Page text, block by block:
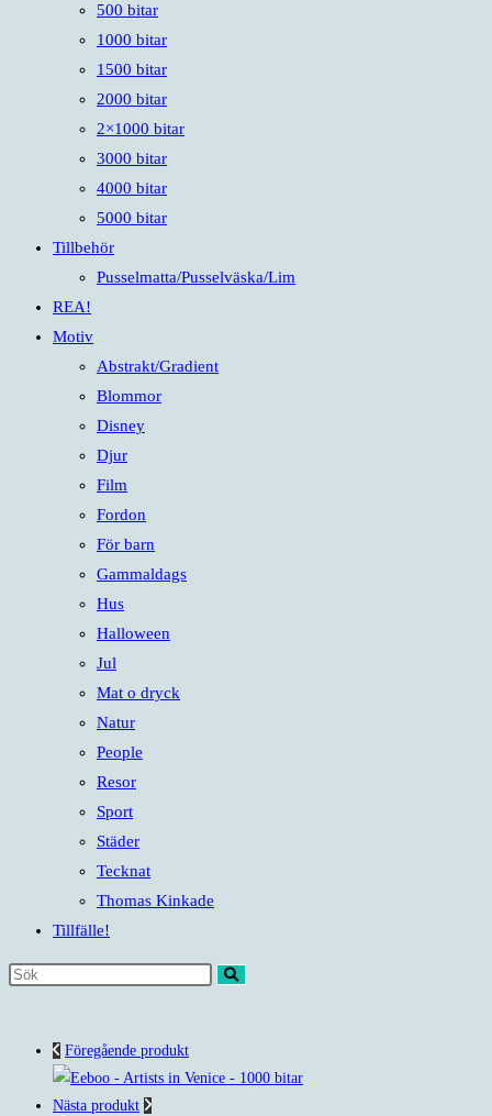
500 bitar
1000 bitar
1500 bitar
2000 bitar
2×1000 bitar
3000 bitar
4000 bitar
5000 bitar
Tillbehör
Pusselmatta/Pusselväska/Lim
REA!
Motiv
Abstrakt/Gradient
Blommor
Disney
Djur
Film
Fordon
För barn
Gammaldags
Hus
Halloween
Jul
Mat o dryck
Natur
People
Resor
Sport
Städer
Tecknat
Thomas Kinkade
Tillfälle!
Sök
webbplatsFöregående produkt
Nästa produkt